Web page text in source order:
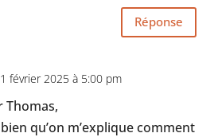
Réponse
février 2025 à 5:00 pm
Thomas,
qu’on m’explique comment